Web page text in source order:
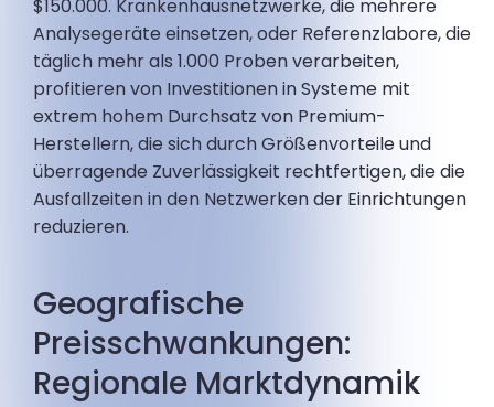
$150.000. Krankenhausnetzwerke, die mehrere
Analysegeräte einsetzen, oder Referenzlabore, die
täglich mehr als 1.000 Proben verarbeiten,
profitieren von Investitionen in Systeme mit
extrem hohem Durchsatz von Premium-
Herstellern, die sich durch Größenvorteile und
überragende Zuverlässigkeit rechtfertigen, die die
Ausfallzeiten in den Netzwerken der Einrichtungen
reduzieren.
Geografische
Preisschwankungen:
Regionale Marktdynamik